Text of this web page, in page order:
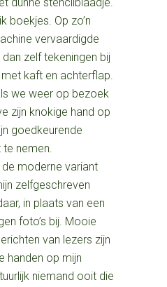
boekjes. Op zo’n
vervaardigde
zelf tekeningen bij
kaft en achterflap.
we weer op bezoek
zijn knokige hand op
goedkeurende
te nemen.
moderne variant
zelfgeschreven
in plaats van een
foto’s bij. Mooie
van lezers zijn
handen op mijn
niemand ooit die